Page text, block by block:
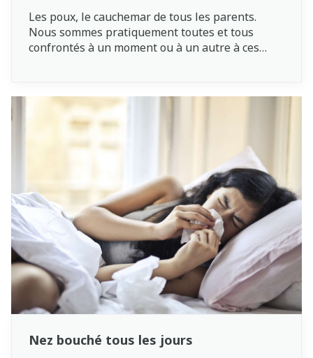
Les poux, le cauchemar de tous les parents.
Nous sommes pratiquement toutes et tous
confrontés à un moment ou à un autre à ces
leurs familles. Les poux ne sont heureusement
pas dangereux, mais ils peuvent causer
beaucoup de désagréments. Que sont
exactement les poux, comment les éviter et que
faire si votre enfant a des poux ? Nous vous
Nez bouché tous les jours